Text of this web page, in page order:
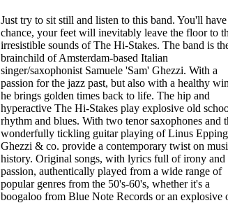
Just try to sit still and listen to this band. You'll
chance, your feet will inevitably leave the floor to
irresistible sounds of The Hi-Stakes. The band is
brainchild of Amsterdam-based Italian
singer/saxophonist Samuele 'Sam' Ghezzi. With a
passion for the jazz past, but also with a healthy
he brings golden times back to life. The hip and
hyperactive The Hi-Stakes play explosive old
rhythm and blues. With two tenor saxophones and
wonderfully tickling guitar playing of Linus
Ghezzi & co. provide a contemporary twist on
history. Original songs, with lyrics full of irony and
passion, authentically played from a wide range of
popular genres from the 50's-60's, whether it's a
boogaloo from Blue Note Records or an